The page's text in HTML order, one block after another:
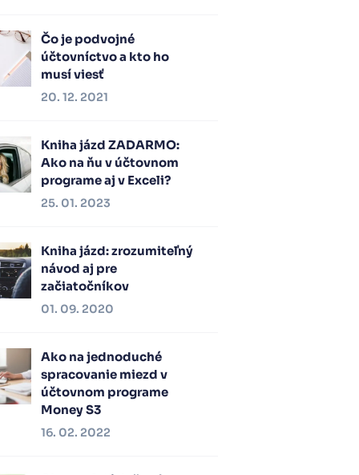
Čo je podvojné
účtovníctvo a kto ho
musí viesť
20. 12. 2021
Kniha jázd ZADARMO:
Ako na ňu v účtovnom
programe aj v Exceli?
25. 01. 2023
Kniha jázd: zrozumiteľný
návod aj pre
začiatočníkov
01. 09. 2020
Ako na jednoduché
spracovanie miezd v
účtovnom programe
Money S3
16. 02. 2022